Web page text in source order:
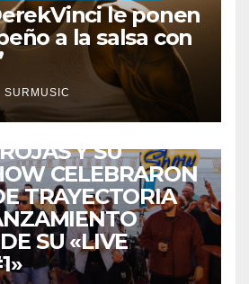
le ponen
a la salsa con
SURMUSIC
Y SU
CELEBRARON
TRAYECTORIA
SU «LIVE